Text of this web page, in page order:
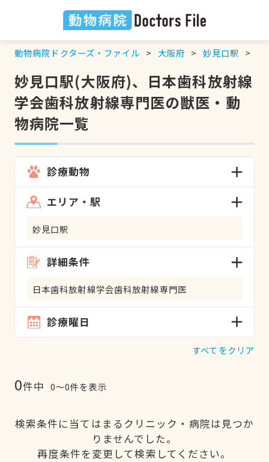
動物病院ドクターズ・ファイル 大阪府 妙見口駅
妙見口駅(大阪府)、日本歯科放射線
学会歯科放射線専門医の獣医・動
物病院一覧
診療動物
エリア・駅
妙見口駅
詳細条件
日本歯科放射線学会歯科放射線専門医
診療曜日
すべてをクリア
0件中 0〜0件を表示
検索条件に当てはまるクリニック・病院は見つか
りませんでした。
再度条件を変更して検索してください。